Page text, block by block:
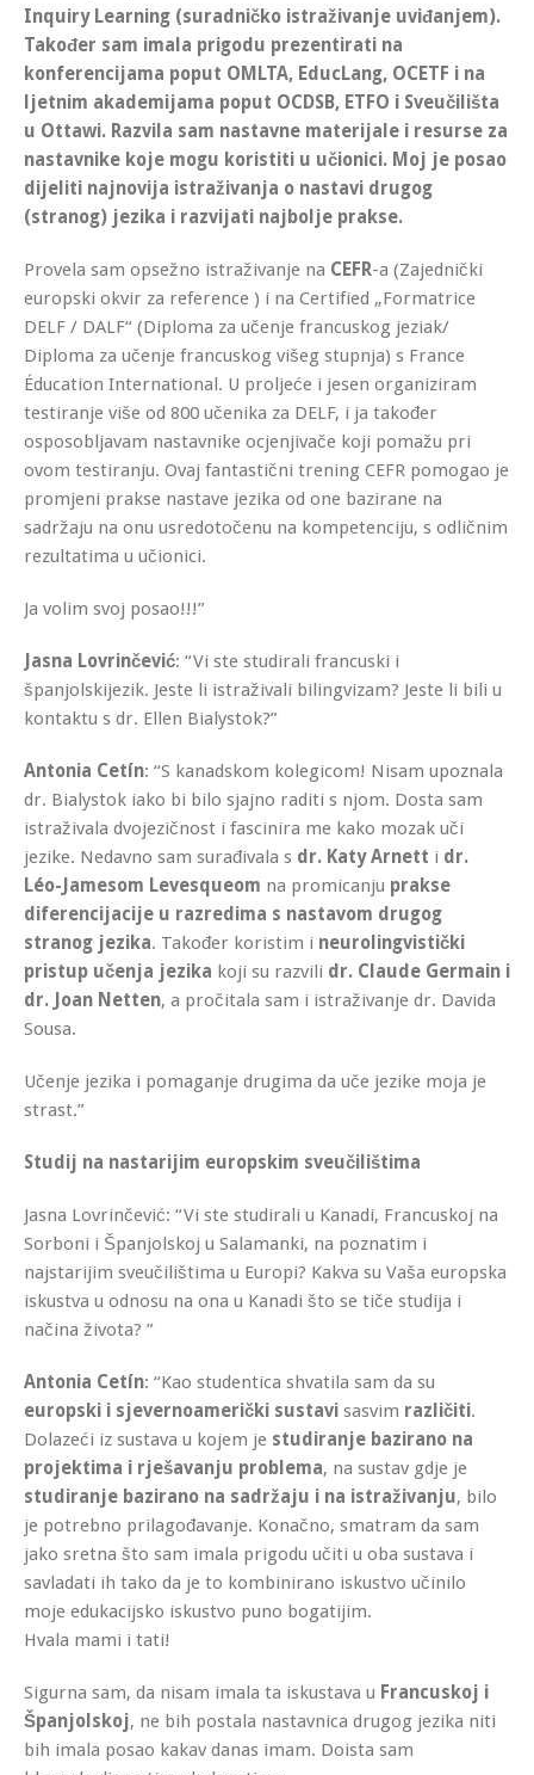
Inquiry Learning (suradničko istraživanje uviđanjem).
Također sam imala prigodu prezentirati na
konferencijama poput OMLTA, EducLang, OCETF i na
ljetnim akademijama poput OCDSB, ETFO i Sveučilišta
u Ottawi. Razvila sam nastavne materijale i resurse za
nastavnike koje mogu koristiti u učionici. Moj je posao
dijeliti najnovija istraživanja o nastavi drugog
(stranog) jezika i razvijati najbolje prakse.
Provela sam opsežno istraživanje na CEFR-a (Zajednički
europski okvir za reference ) i na Certified „Formatrice
DELF / DALF“ (Diploma za učenje francuskog jeziak/
Diploma za učenje francuskog višeg stupnja) s France
Éducation International. U proljeće i jesen organiziram
testiranje više od 800 učenika za DELF, i ja također
osposobljavam nastavnike ocjenjivače koji pomažu pri
ovom testiranju. Ovaj fantastični trening CEFR pomogao je
promjeni prakse nastave jezika od one bazirane na
sadržaju na onu usredotočenu na kompetenciju, s odličnim
rezultatima u učionici.
Ja volim svoj posao!!!”
Jasna Lovrinčević: “Vi ste studirali francuski i
španjolskijezik. Jeste li istraživali bilingvizam? Jeste li bili u
kontaktu s dr. Ellen Bialystok?”
Antonia Cetín: “S kanadskom kolegicom! Nisam upoznala
dr. Bialystok iako bi bilo sjajno raditi s njom. Dosta sam
istraživala dvojezičnost i fascinira me kako mozak uči
jezike. Nedavno sam surađivala s dr. Katy Arnett i dr.
Léo-Jamesom Levesqueom na promicanju prakse
diferencijacije u razredima s nastavom drugog
stranog jezika. Također koristim i neurolingvistički
pristup učenja jezika koji su razvili dr. Claude Germain i
dr. Joan Netten, a pročitala sam i istraživanje dr. Davida
Sousa.
Učenje jezika i pomaganje drugima da uče jezike moja je
strast.”
Studij na nastarijim europskim sveučilištima
Jasna Lovrinčević: “Vi ste studirali u Kanadi, Francuskoj na
Sorboni i Španjolskoj u Salamanki, na poznatim i
najstarijim sveučilištima u Europi? Kakva su Vaša europska
iskustva u odnosu na ona u Kanadi što se tiče studija i
načina života? ”
Antonia Cetín: “Kao studentica shvatila sam da su
europski i sjevernoamerički sustavi sasvim različiti.
Dolazeći iz sustava u kojem je studiranje bazirano na
projektima i rješavanju problema, na sustav gdje je
studiranje bazirano na sadržaju i na istraživanju, bilo
je potrebno prilagođavanje. Konačno, smatram da sam
jako sretna što sam imala prigodu učiti u oba sustava i
savladati ih tako da je to kombinirano iskustvo učinilo
moje edukacijsko iskustvo puno bogatijim.
Hvala mami i tati!
Sigurna sam, da nisam imala ta iskustava u Francuskoj i
Španjolskoj, ne bih postala nastavnica drugog jezika niti
bih imala posao kakav danas imam. Doista sam